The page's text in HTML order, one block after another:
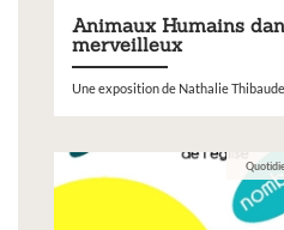
Animaux Humains
merveilleux
Une exposition de Nathalie